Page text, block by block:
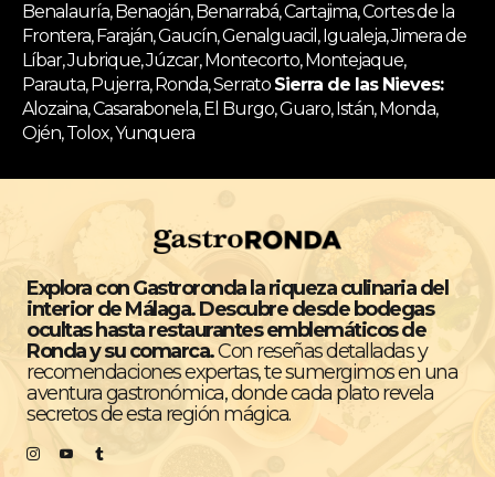
Benalauría, Benaoján, Benarrabá, Cartajima, Cortes de la
Frontera, Faraján, Gaucín, Genalguacil, Igualeja, Jimera de
Líbar, Jubrique, Júzcar, Montecorto, Montejaque,
Parauta, Pujerra, Ronda, Serrato Sierra de las Nieves:
Alozaina, Casarabonela, El Burgo, Guaro, Istán, Monda,
Ojén, Tolox, Yunquera
Explora con Gastroronda la riqueza culinaria del
interior de Málaga. Descubre desde bodegas
ocultas hasta restaurantes emblemáticos de
Ronda y su comarca.Con reseñas detalladas y
recomendaciones expertas, te sumergimos en una
aventura gastronómica, donde cada plato revela
secretos de esta región mágica.